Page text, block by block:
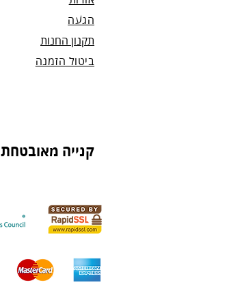
הגעה
תקנון החנות
ביטול הזמנה
קנייה מאובטחת